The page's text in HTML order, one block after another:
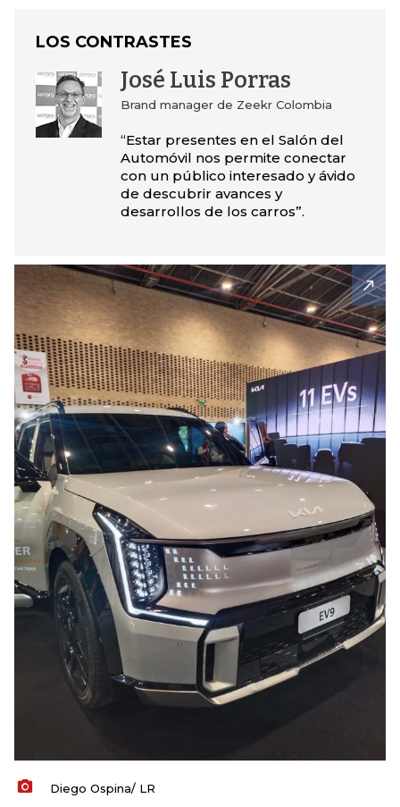
LOS CONTRASTES
José Luis Porras
Brand manager de Zeekr Colombia
“Estar presentes en el Salón del
Automóvil nos permite conectar
con un público interesado y ávido
de descubrir avances y
desarrollos de los carros”.
Diego Ospina/ LR